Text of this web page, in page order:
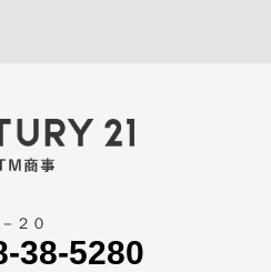
２０
38-5280